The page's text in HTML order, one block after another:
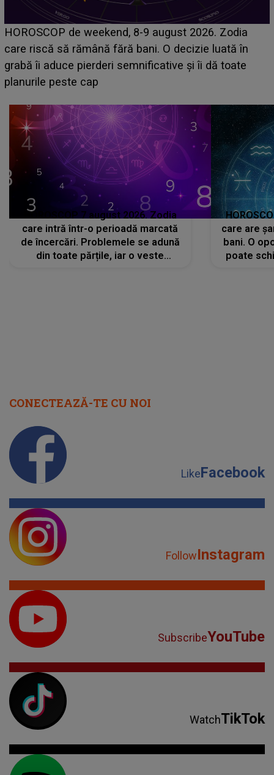
Emanuel a ținut ACEST DETALIU ASCUNS până
acum! În fața Alexandrei, concurentul din Casa Iubirii
face o MĂRTURISIRE NEAȘTEPTATĂ despre mama
sa: "I-am spus și ei în față, eu nu te iubesc pentru
HOROSCOP 7 august 2026. Zodia
care intră într-o perioadă marcată
de încercări. Problemele se adună
din toate părțile, iar o veste
care are
bani. O
poate
CONECTEAZĂ-TE CU NOI
LikeFacebook
FollowInstagram
SubscribeYouTube
WatchTikTok